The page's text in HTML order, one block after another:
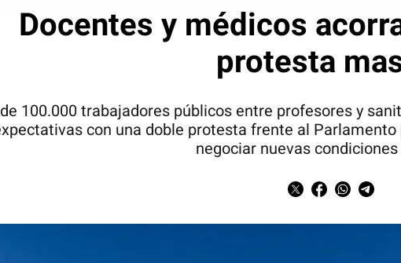
Docentes y médicos
protesta
100.000 trabajadores públicos entre profesores y
con una doble protesta frente al
negociar nuevas